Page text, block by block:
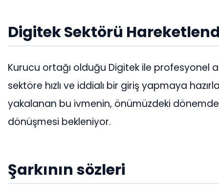
Digitek Sektörü
Kurucu ortağı olduğu Digitek ile profesyonel
sektöre hızlı ve iddialı bir giriş yapmaya
yakalanan bu ivmenin, önümüzdeki dönemde
dönüşmesi bekleniyor.
Şarkının sözleri